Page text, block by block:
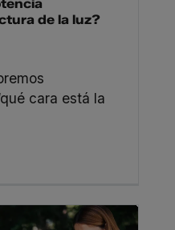
de la luz?
cara está la